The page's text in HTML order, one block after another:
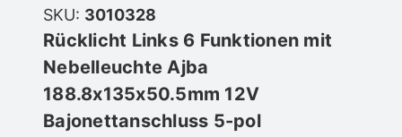
SKU: 3010328
Rücklicht Links 6 Funktionen mit
Nebelleuchte Ajba
188.8x135x50.5mm 12V
Bajonettanschluss 5-pol